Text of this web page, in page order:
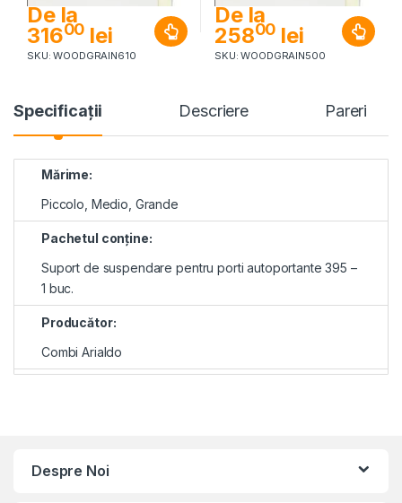
De la
31600 lei
SKU: WOODGRAIN610
De la
25800 lei
SKU: WOODGRAIN500
Specificaţii Descriere Pareri
Mărime:
Piccolo, Medio, Grande
Pachetul conține:
Suport de suspendare pentru porti autoportante 395 –
1 buc.
Producător:
Combi Arialdo
Despre Noi